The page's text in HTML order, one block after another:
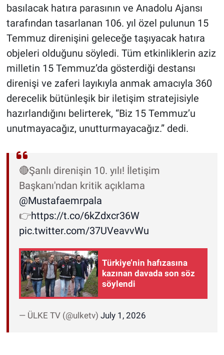
basılacak hatıra parasının ve Anadolu Ajansı
tarafından tasarlanan 106. yıl özel pulunun 15
Temmuz direnişini geleceğe taşıyacak hatıra
objeleri olduğunu söyledi. Tüm etkinliklerin aziz
milletin 15 Temmuz’da gösterdiği destansı
direnişi ve zaferi layıkıyla anmak amacıyla 360
derecelik bütünleşik bir iletişim stratejisiyle
hazırlandığını belirterek, “Biz 15 Temmuz’u
unutmayacağız, unutturmayacağız.” dedi.
🔴Şanlı direnişin 10. yılı! İletişim
Başkanı'ndan kritik açıklama
@Mustafaemrpala
👉https://t.co/6kZdxcr36W
pic.twitter.com/37UVeavvWu
Türkiye’nin hafızasına
kazınan davada son söz
söylendi
— ÜLKE TV (@ulketv) July 1, 2026